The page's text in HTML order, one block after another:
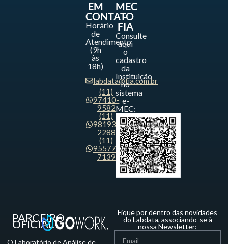
EM
CONTATO
Horário
de
Atendimento
(9h
às
18h)
labdata@fia.com.br
(11)
97410-
9582
(11)
98193-
2288
(11)
95577-
7139
MEC
-
FIA
Consulte
aqui
o
cadastro
da
Instituição
no
sistema
e-
MEC:
PARCEIRO
OFICIAL
O Laboratório de Análise de
Fique por dentro das novidades
do Labdata, associando-se à
nossa Newsletter: